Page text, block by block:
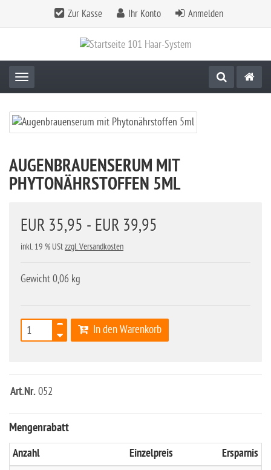
Zur Kasse Ihr Konto Anmelden
Toggle navigation
AUGENBRAUENSERUM MIT
PHYTONÄHRSTOFFEN 5ML
EUR 35,95 - EUR 39,95
inkl. 19 % UStzzgl. Versandkosten
Gewicht 0,06 kg
In den Warenkorb
Art.Nr.052
Mengenrabatt
Anzahl Einzelpreis Ersparnis